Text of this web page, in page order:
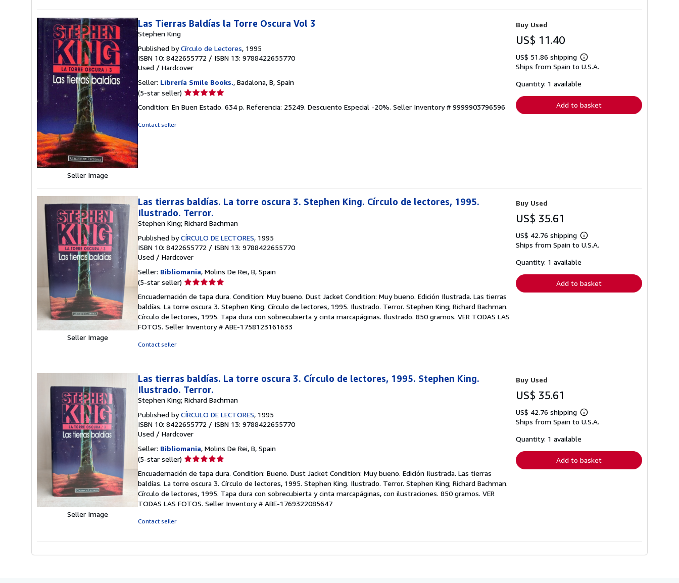
Seller Image
Las Tierras Baldías la Torre Oscura Vol 3
Stephen King
Published byCírculo de Lectores, 1995
ISBN 10: 8422655772 / ISBN 13: 9788422655770
Used / Hardcover
Seller: Librería Smile Books., Badalona, B, Spain
(5-star seller) Seller
5
Condition: En Buen Estado. 634 p. Referencia: 25249. Descuento Especial -20%. Seller Inventory # 9999903796596
Contact seller
Buy Used
US$ 11.40
US$ 51.86 shipping
Learn
more
Ships from Spain to U.S.A.
Quantity: 1 available
Add to basket
Seller Image
Las tierras baldías. La torre oscura 3. Stephen King. Círculo de lectores, 1995.
Ilustrado. Terror.
Stephen King; Richard Bachman
Published byCÍRCULO DE LECTORES, 1995
ISBN 10: 8422655772 / ISBN 13: 9788422655770
Used / Hardcover
Seller: Bibliomania, Molins De Rei, B, Spain
(5-star seller) Seller
5
out
of
5
Encuadernación de tapa dura. Condition: Muy bueno. Dust Jacket Condition: Muy bueno. Edición Ilustrada. Las tierras
baldías. La torre oscura 3. Stephen King. Círculo de lectores, 1995. Ilustrado. Terror. Stephen King; Richard Bachman.
Círculo de lectores, 1995. Tapa dura con sobrecubierta y cinta marcapáginas. Ilustrado. 850 gramos. VER TODAS LAS
FOTOS. Seller Inventory # ABE-1758123161633
Contact seller
Buy Used
US$ 35.61
US$ 42.76 shipping
Learn
more
Ships from Spain to U.S.A.
Quantity: 1 available
Add to basket
Seller Image
Las tierras baldías. La torre oscura 3. Círculo de lectores, 1995. Stephen King.
Ilustrado. Terror.
Stephen King; Richard Bachman
Published byCÍRCULO DE LECTORES, 1995
ISBN 10: 8422655772 / ISBN 13: 9788422655770
Used / Hardcover
Seller: Bibliomania, Molins De Rei, B, Spain
(5-star seller) Seller
5
out
of
5
Encuadernación de tapa dura. Condition: Bueno. Dust Jacket Condition: Muy bueno. Edición Ilustrada. Las tierras
baldías. La torre oscura 3. Círculo de lectores, 1995. Stephen King. Ilustrado. Terror. Stephen King; Richard Bachman.
Círculo de lectores, 1995. Tapa dura con sobrecubierta y cinta marcapáginas, con ilustraciones. 850 gramos. VER
TODAS LAS FOTOS. Seller Inventory # ABE-1769322085647
Contact seller
Buy Used
US$ 35.61
US$ 42.76 shipping
Learn
more
Ships from Spain to U.S.A.
Quantity: 1 available
Add to basket